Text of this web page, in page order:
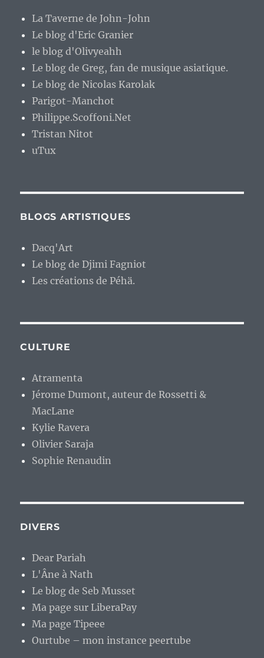
La Taverne de John-John
Le blog d'Eric Granier
le blog d'Olivyeahh
Le blog de Greg, fan de musique asiatique.
Le blog de Nicolas Karolak
Parigot-Manchot
Philippe.Scoffoni.Net
Tristan Nitot
uTux
BLOGS ARTISTIQUES
Dacq'Art
Le blog de Djimi Fagniot
Les créations de Péhä.
CULTURE
Atramenta
Jérome Dumont, auteur de Rossetti &
MacLane
Kylie Ravera
Olivier Saraja
Sophie Renaudin
DIVERS
Dear Pariah
L'Âne à Nath
Le blog de Seb Musset
Ma page sur LiberaPay
Ma page Tipeee
Ourtube – mon instance peertube